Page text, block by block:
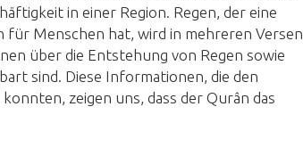
in einer Region. Regen, der eine
Menschen hat, wird in mehreren Versen
über die Entstehung von Regen sowie
sind. Diese Informationen, die den
zeigen uns, dass der Qurân das